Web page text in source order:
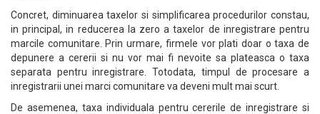
Concret, diminuarea taxelor si simplificarea procedurilor constau,
in principal, in reducerea la zero a taxelor de inregistrare pentru
marcile comunitare. Prin urmare, firmele vor plati doar o taxa de
depunere a cererii si nu vor mai fi nevoite sa plateasca o taxa
separata pentru inregistrare. Totodata, timpul de procesare a
inregistrarii unei marci comunitare va deveni mult mai scurt.
De asemenea, taxa individuala pentru cererile de inregistrare si